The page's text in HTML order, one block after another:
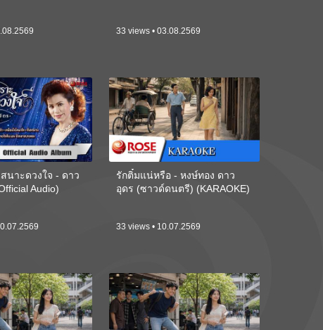
33 views • 03.08.2569
สนาะดวงใจ - ดาว
Audio)
รักติ๋มแน่หรือ - หงษ์ทอง ดาว
อุดร (ซาวด์ดนตรี) (KARAOKE)
33 views • 10.07.2569